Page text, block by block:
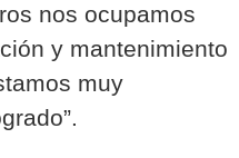
nos ocupamos
y mantenimiento
muy